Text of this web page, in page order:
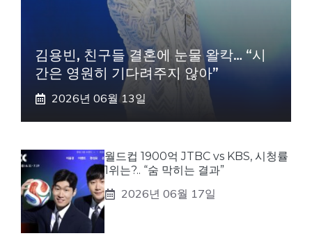
김용빈, 친구들 결혼에 눈물 왈칵… “시
간은 영원히 기다려주지 않아”
2026년 06월 13일
월드컵 1900억 JTBC vs KBS, 시청률
1위는?.. “숨 막히는 결과”
2026년 06월 17일